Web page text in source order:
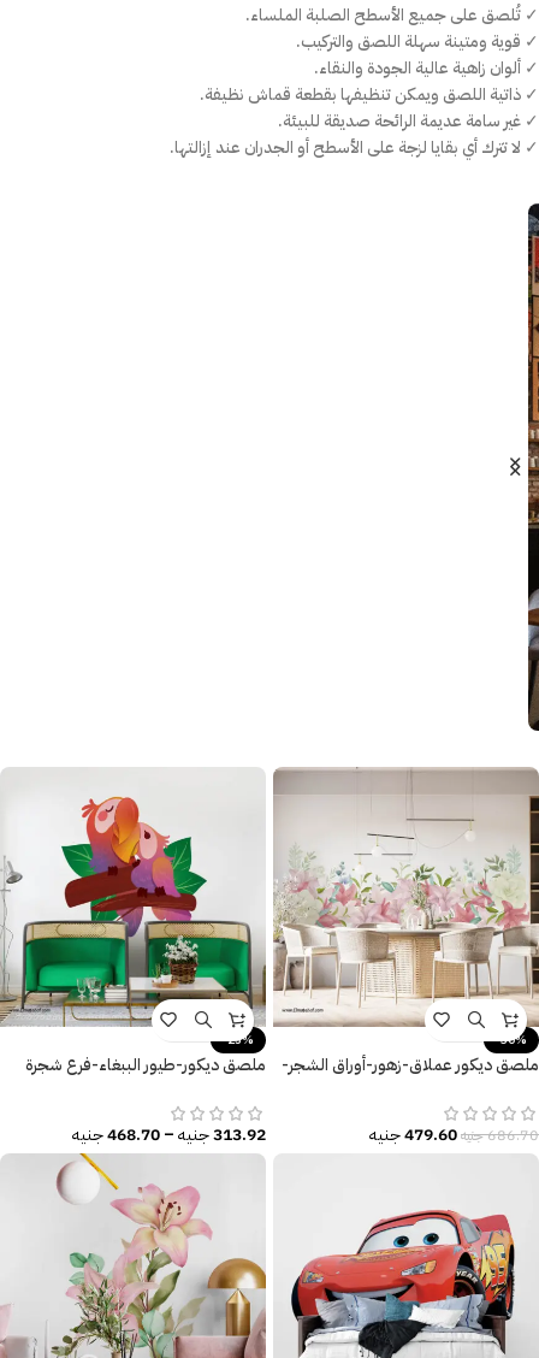
✓ تُلصق على جميع الأسطح الصلبة الملساء.
✓ قوية ومتينة سهلة اللصق والتركيب.
✓ ألوان زاهية عالية الجودة والنقاء.
✓ ذاتية اللصق ويمكن تنظيفها بقطعة قماش نظيفة.
✓ غير سامة عديمة الرائحة صديقة للبيئة.
✓ لا تترك أي بقايا لزجة على الأسطح أو الجدران عند إزالتها.
-30%
ملصق ديكور عملاق-زهور-أوراق الشجر-
686.70جنيه479.60جنيه
-25%
ملصق ديكور-طيور الببغاء-فرع شجرة
313.92جنيه–
468.70جنيه